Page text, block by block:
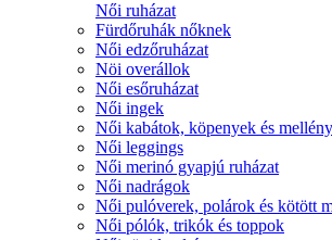
Női ruházat
Fürdőruhák nőknek
Női edzőruházat
Nöi overállok
Női esőruházat
Női ingek
Női kabátok, köpenyek és
Női leggings
Női merinó gyapjú ruházat
Női nadrágok
Női pulóverek, polárok és kötött
Női pólók, trikók és toppok